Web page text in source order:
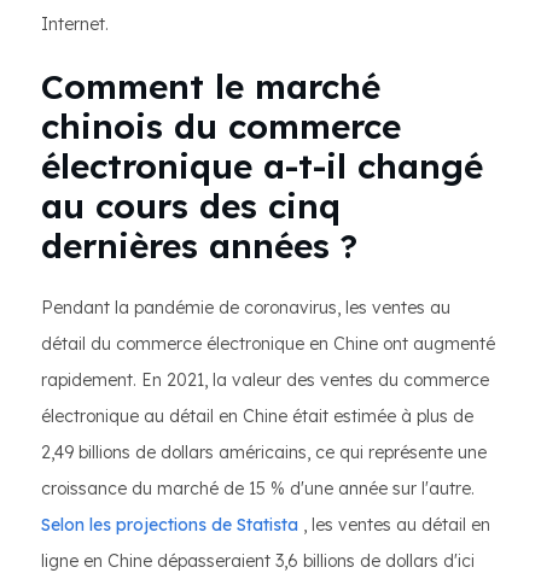
Internet.
Comment le marché
chinois du commerce
électronique a-t-il changé
au cours des cinq
dernières années ?
Pendant la pandémie de coronavirus, les ventes au
détail du commerce électronique en Chine ont augmenté
rapidement. En 2021, la valeur des ventes du commerce
électronique au détail en Chine était estimée à plus de
2,49 billions de dollars américains, ce qui représente une
croissance du marché de 15 % d'une année sur l'autre.
Selon les projections de Statista , les ventes au détail en
ligne en Chine dépasseraient 3,6 billions de dollars d'ici